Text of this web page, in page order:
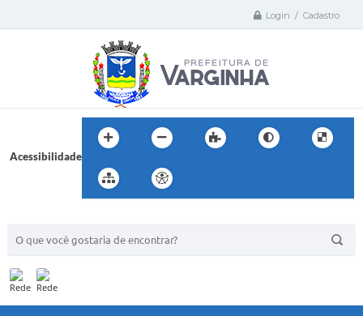
Login / Cadastro
Acessibilidade